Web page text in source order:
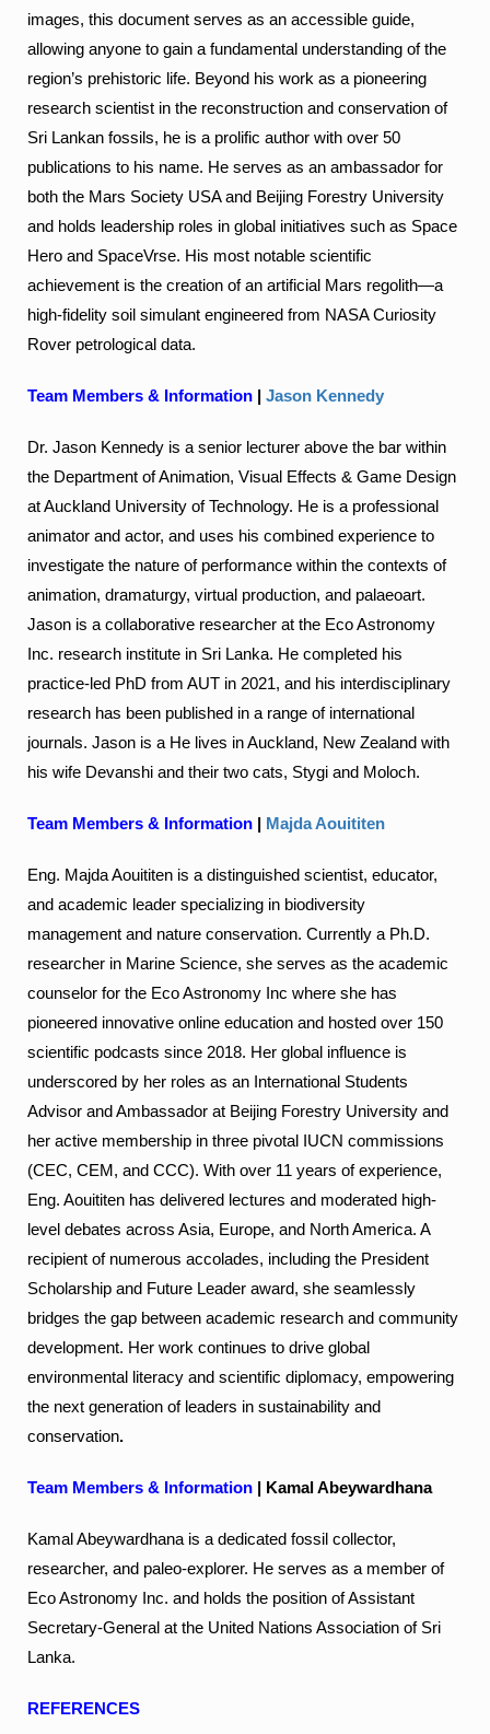
images, this document serves as an accessible guide,
allowing anyone to gain a fundamental understanding of the
region’s prehistoric life. Beyond his work as a pioneering
research scientist in the reconstruction and conservation of
Sri Lankan fossils, he is a prolific author with over 50
publications to his name. He serves as an ambassador for
both the Mars Society USA and Beijing Forestry University
and holds leadership roles in global initiatives such as Space
Hero and SpaceVrse. His most notable scientific
achievement is the creation of an artificial Mars regolith—a
high-fidelity soil simulant engineered from NASA Curiosity
Rover petrological data.
Team Members & Information | Jason Kennedy
Dr. Jason Kennedy is a senior lecturer above the bar within
the Department of Animation, Visual Effects & Game Design
at Auckland University of Technology. He is a professional
animator and actor, and uses his combined experience to
investigate the nature of performance within the contexts of
animation, dramaturgy, virtual production, and palaeoart.
Jason is a collaborative researcher at the Eco Astronomy
Inc. research institute in Sri Lanka. He completed his
practice-led PhD from AUT in 2021, and his interdisciplinary
research has been published in a range of international
journals. Jason is a He lives in Auckland, New Zealand with
his wife Devanshi and their two cats, Stygi and Moloch.
Team Members & Information | Majda Aouititen
Eng. Majda Aouititen is a distinguished scientist, educator,
and academic leader specializing in biodiversity
management and nature conservation. Currently a Ph.D.
researcher in Marine Science, she serves as the academic
counselor for the Eco Astronomy Inc where she has
pioneered innovative online education and hosted over 150
scientific podcasts since 2018. Her global influence is
underscored by her roles as an International Students
Advisor and Ambassador at Beijing Forestry University and
her active membership in three pivotal IUCN commissions
(CEC, CEM, and CCC). With over 11 years of experience,
Eng. Aouititen has delivered lectures and moderated high-
level debates across Asia, Europe, and North America. A
recipient of numerous accolades, including the President
Scholarship and Future Leader award, she seamlessly
bridges the gap between academic research and community
development. Her work continues to drive global
environmental literacy and scientific diplomacy, empowering
the next generation of leaders in sustainability and
conservation.
Team Members & Information | Kamal Abeywardhana
Kamal Abeywardhana is a dedicated fossil collector,
researcher, and paleo-explorer. He serves as a member of
Eco Astronomy Inc. and holds the position of Assistant
Secretary-General at the United Nations Association of Sri
Lanka.
REFERENCES